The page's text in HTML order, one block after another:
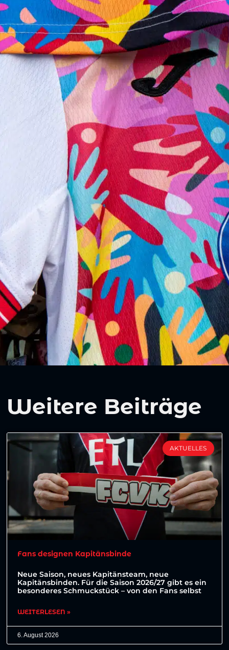
Weitere Beiträge
AKTUELLES
Fans designen Kapitänsbinde
Neue Saison, neues Kapitänsteam, neue
Kapitänsbinden. Für die Saison 2026/27 gibt es ein
besonderes Schmuckstück – von den Fans selbst
WEITERLESEN »
6. August 2026